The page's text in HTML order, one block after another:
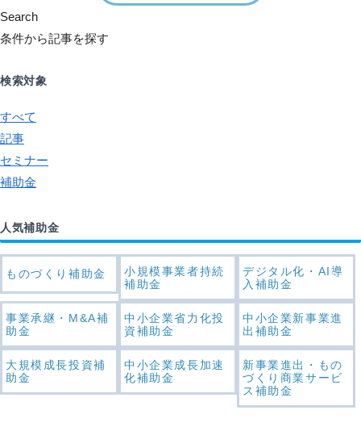
Search
条件から記事を探す
検索対象
すべて
記事
セミナー
補助金
人気補助金
ものづくり補助金
小規模事業者持続
補助金
デジタル化・AI導
入補助金
事業承継・M&A補
助金
中小企業省力化投
資補助金
中小企業新事業進
出補助金
大規模成長投資補
助金
中小企業成長加速
化補助金
新事業進出・もの
づくり商業サービ
ス補助金